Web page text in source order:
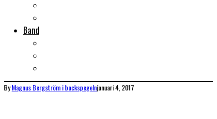
Band
ByMagnus Bergströmi backspegelnjanuari 4, 2017